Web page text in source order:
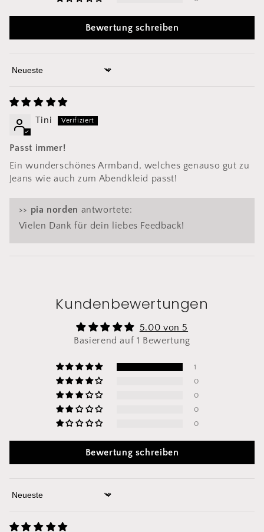
Bewertung schreiben
Sort by
Tini
Passt immer!
Ein wunderschönes Armband, welches genauso gut zu
Jeans wie auch zum Abendkleid passt!
>> pia norden antwortete:
Vielen Dank für dein liebes Feedback!
Kundenbewertungen
5.00 von 5
Basierend auf 1 Bewertung
1
0
0
0
0
Bewertung schreiben
Sort by